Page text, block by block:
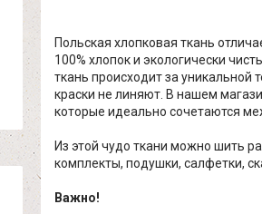
Польская хлопковая ткань
100% хлопок и экологически
ткань происходит за уникальной
краски не линяют. В нашем
которые идеально сочетаются
Из этой чудо ткани можно шить
комплекты, подушки, салфетки,
Важно!